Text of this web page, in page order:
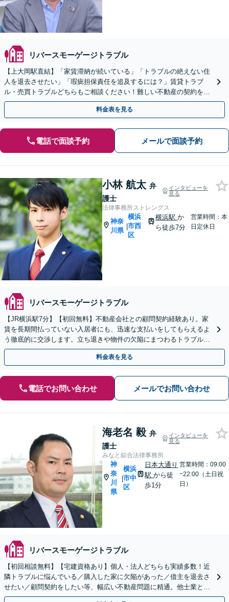
リバースモーゲージトラブル
【上大岡駅直結】「家賃滞納が続いている」「トラブルの絶えない住
人を退去させたい」「瑕疵担保責任を追及するには？」賃貸トラブ
ル・売買トラブルどちらもご相談ください！難しい不動産の契約をわ
かりやすく説明します【休日夜間相談可】【ビデオ面談対応】
料金表を見る
電話で面談予約 メールで面談予約
小林 航太 弁
護士
インタビューを
見る
法律事務所ストレングス
神奈
川県
|
横浜
市西
区
横浜駅 か
ら徒歩7分
営業時間：本
日定休日
リバースモーゲージトラブル
【JR横浜駅7分】【初回無料】不動産会社との顧問契約経験あり。家
賃を長期間払っていない入居者にも、迅速な支払いをしてもらえるよ
う徹底的に交渉します。立ち退きや物件の欠陥にまつわるトラブルも
対応【個室対応】
料金表を見る
電話でお問い合わせ メールでお問い合わせ
海老名 毅 弁
護士
インタビューを
見る
みなと綜合法律事務所
神
奈
川
県
|
横浜
市中
区
日本大通り
駅から徒
歩1分
営業時間：09:00
~22:00（土日祝
日）
リバースモーゲージトラブル
【初回相談無料】【宅建資格あり】個人・法人どちらも実績多数！近
隣トラブルに悩んでいる／購入した家に欠陥があった／借主を退去さ
せたい／顧問契約をしたい等、幅広い不動産問題に精通。他士業と連
携し、スピード解決へ尽力します【日本大通り駅2分】